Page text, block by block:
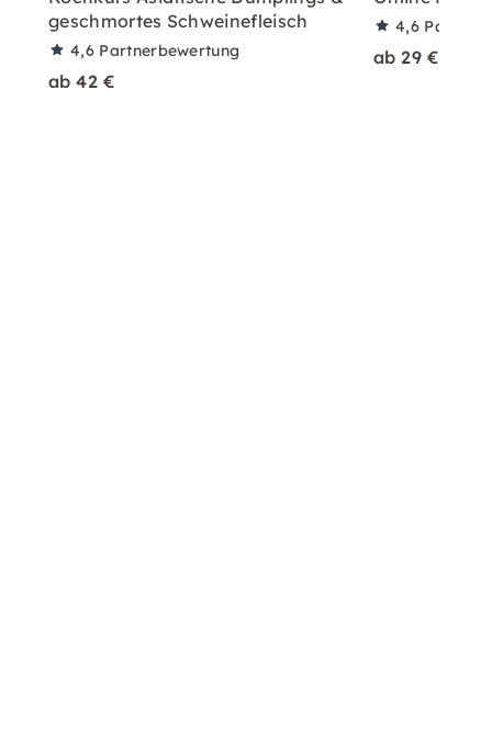
geschmortes Schweinefleisch
4,6 Partnerbewertung
ab 42 €
4,6
ab 29 €